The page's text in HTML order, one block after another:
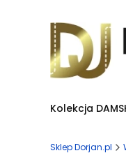
Kolekcja
Sklep Dorjan.pl